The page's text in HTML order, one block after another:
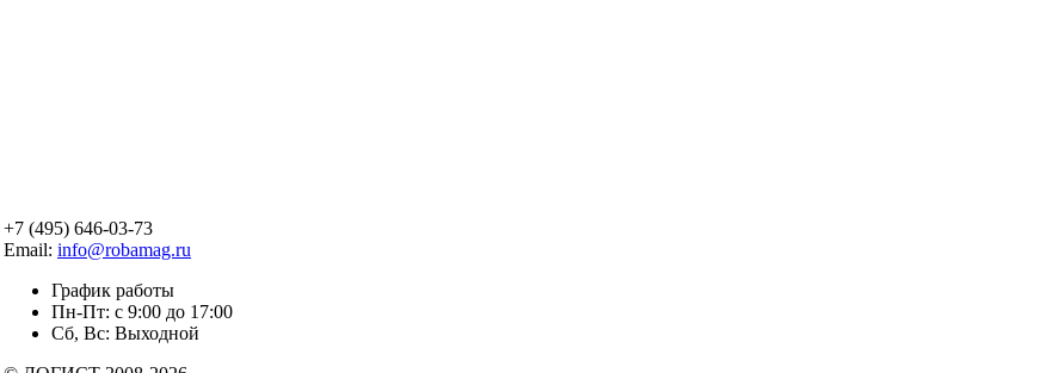
+7 (495) 646-03-73
Email: info@robamag.ru
График работы
Пн-Пт: с 9:00 до 17:00
Сб, Вс: Выходной